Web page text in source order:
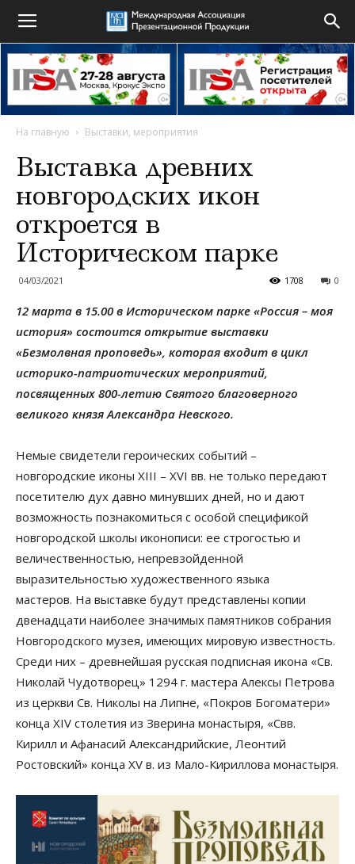
На главную Выставки, мероприятия
Выставка древних
новгородских икон
откроется в
Историческом парке
04/03/2021 0
1708
12 марта в 15.00 в Историческом парке «Россия – моя
история» состоится открытие выставки
«Безмолвная проповедь», которая входит в цикл
историко-патриотических мероприятий,
посвященных 800-летию Святого благоверного
великого князя Александра Невского.
Немые свидетели героических событий –
новгородские иконы XIII – XVI вв. не только передают
посетителю дух давно минувших дней, но и дают
возможность познакомиться с особой спецификой
новгородской школы иконописи: ее строгостью и
величественностью, непревзойденной
выразительностью художественного языка
мастеров. На выставке будут представлены копии
двенадцати наиболее значимых памятников собрания
Новгородского музея, имеющих мировую известность.
Среди них – древнейшая русская подписная икона «Св.
Николай Чудотворец» 1294 г. мастера Алексы Петрова
из церкви Св. Николы на Липне, «Покров Богоматери»
конца XIV столетия из Зверина монастыря, «Свв.
Кирилл и Афанасий Александрийские, Леонтий
Ростовский» конца XV в. из Мало-Кириллова монастыря.